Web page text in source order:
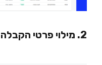
2. מילוי פרטי הקבלה